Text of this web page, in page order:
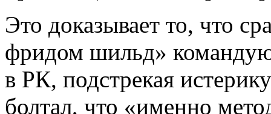
Это доказывает то, что
фридом шильд»
в РК, подстрекая
болтал, что «именно